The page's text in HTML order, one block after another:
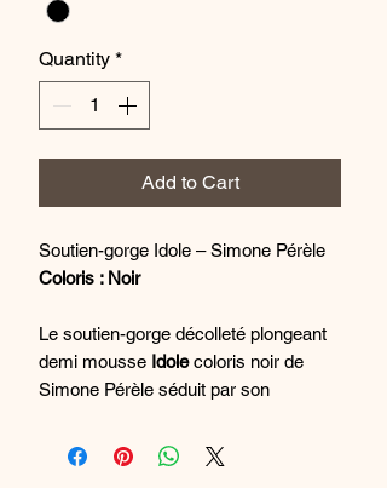
Quantity *
Add to Cart
Soutien-gorge Idole – Simone Pérèle
Coloris : Noir
Le soutien-gorge décolleté plongeant
demi mousse Idolecoloris noir de
Simone Pérèle séduit par son
exceptionnel. Véritable incontournable
de la lingerie féminine, il associe un